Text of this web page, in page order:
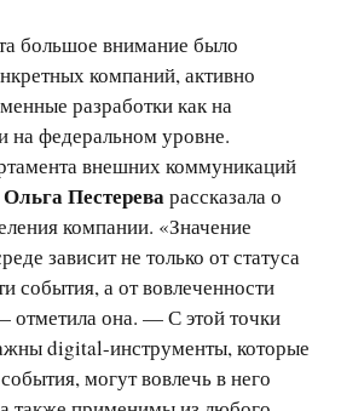
большое внимание было
компаний, активно
разработки как на
на федеральном уровне.
внешних коммуникаций
Ольга Пестереварассказала о
компании. «Значение
зависит не только от статуса
события, а от вовлеченности
отметила она. — С этой точки
digital-инструменты, которые
могут вовлечь в него